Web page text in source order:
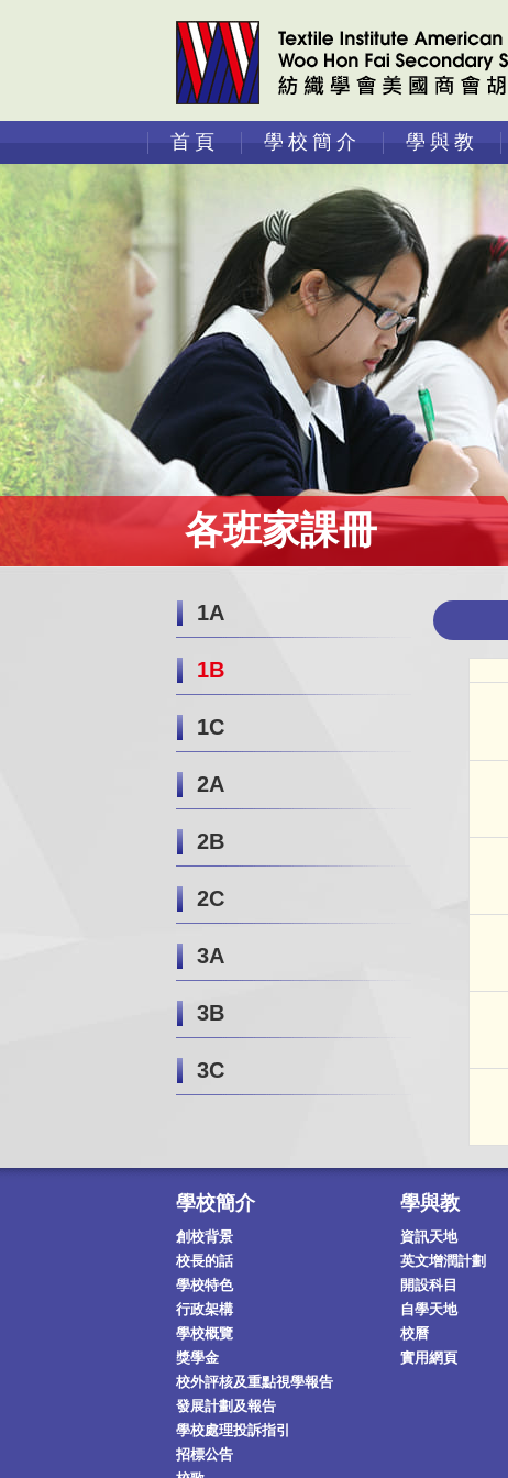
首頁 學校簡介 學與教
各班家課冊
1A
1B
1C
2A
2B
2C
3A
3B
3C
學校簡介
創校背景
校長的話
學校特色
行政架構
學校概覽
獎學金
校外評核及重點視學報告
發展計劃及報告
學校處理投訴指引
招標公告
學與教
資訊天地
英文增潤計劃
開設科目
自學天地
校曆
實用網頁